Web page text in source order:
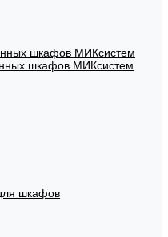
шкафов МИКсистем
шкафов МИКсистем
шкафов